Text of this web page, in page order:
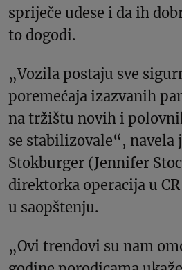
spriječe udese i da ih
to dogodi.
„Vozila postaju sve
poremećaja izazvanih
na tržištu novih i
se stabilizovale“, navela
Stokburger (Jennifer
direktorka operacija u
u saopštenju.
„Ovi trendovi su nam